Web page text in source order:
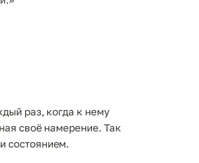
раз, когда к нему
своё намерение. Так
состоянием.